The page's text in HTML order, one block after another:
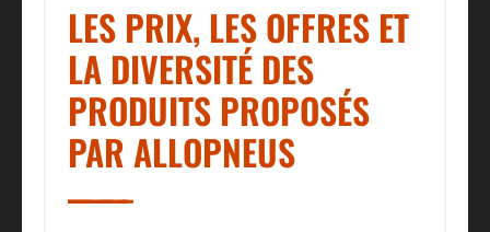
LES PRIX, LES OFFRES ET
LA DIVERSITÉ DES
PRODUITS PROPOSÉS
PAR ALLOPNEUS